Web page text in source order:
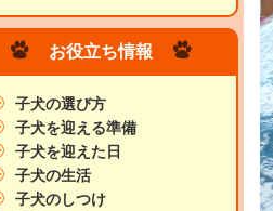
お役立ち情報
子犬の選び方
子犬を迎える準備
子犬を迎えた日
子犬の生活
子犬のしつけ